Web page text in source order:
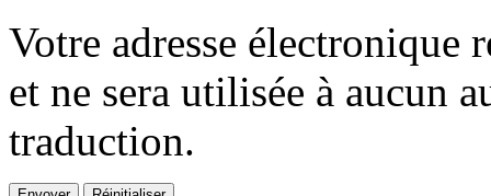
Votre adresse électronique
et ne sera utilisée à aucun
traduction.